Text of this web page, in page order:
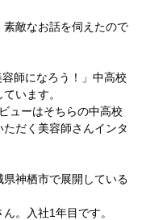
敵なお話を伺えたので
師になろう！」中高校
います。
ューはそちらの中高校
だく美容師さんインタ
神栖市で展開している
。入社1年目です。